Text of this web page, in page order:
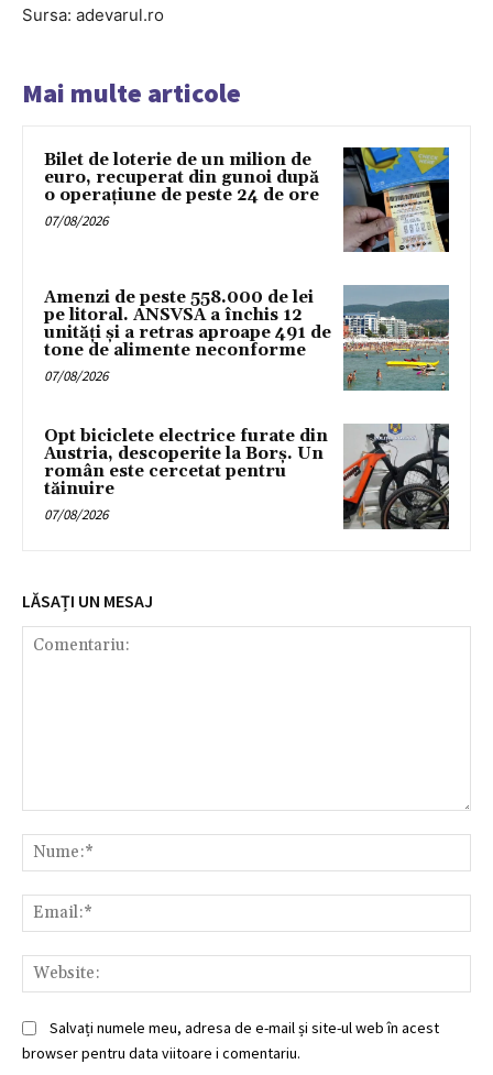
Sursa: adevarul.ro
Mai multe articole
Bilet de loterie de un milion de
euro, recuperat din gunoi după
o operațiune de peste 24 de ore
07/08/2026
Amenzi de peste 558.000 de lei
pe litoral. ANSVSA a închis 12
unități și a retras aproape 491 de
tone de alimente neconforme
07/08/2026
Opt biciclete electrice furate din
Austria, descoperite la Borș. Un
român este cercetat pentru
tăinuire
07/08/2026
LĂSAȚI UN MESAJ
Salvați numele meu, adresa de e-mail și site-ul web în acest
browser pentru data viitoare i comentariu.